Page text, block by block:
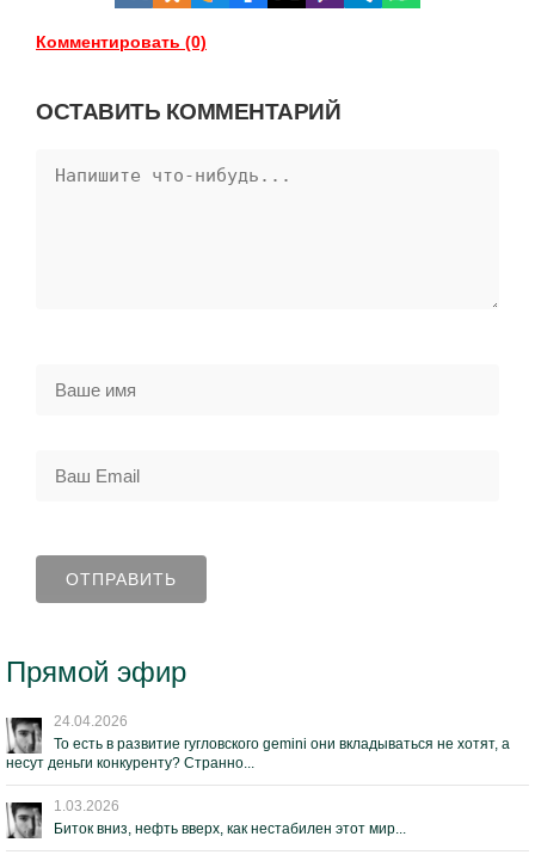
Комментировать (0)
ОСТАВИТЬ КОММЕНТАРИЙ
Прямой эфир
24.04.2026
То есть в развитие гугловского gemini они вкладываться не хотят, а
несут деньги конкуренту? Странно...
1.03.2026
Биток вниз, нефть вверх, как нестабилен этот мир...